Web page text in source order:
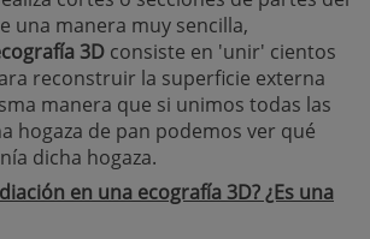
una manera muy sencilla,
3D consiste en 'unir' cientos
reconstruir la superficie externa
manera que si unimos todas las
hogaza de pan podemos ver qué
dicha hogaza.
en una ecografía 3D? ¿Es una